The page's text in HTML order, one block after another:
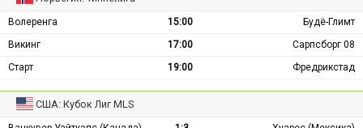
Волеренга 15:00
Будё-Глимт
Викинг
17:00
Сарпсборг 08
Старт
19:00 Фредрикстад
США: Кубок Лиг MLS